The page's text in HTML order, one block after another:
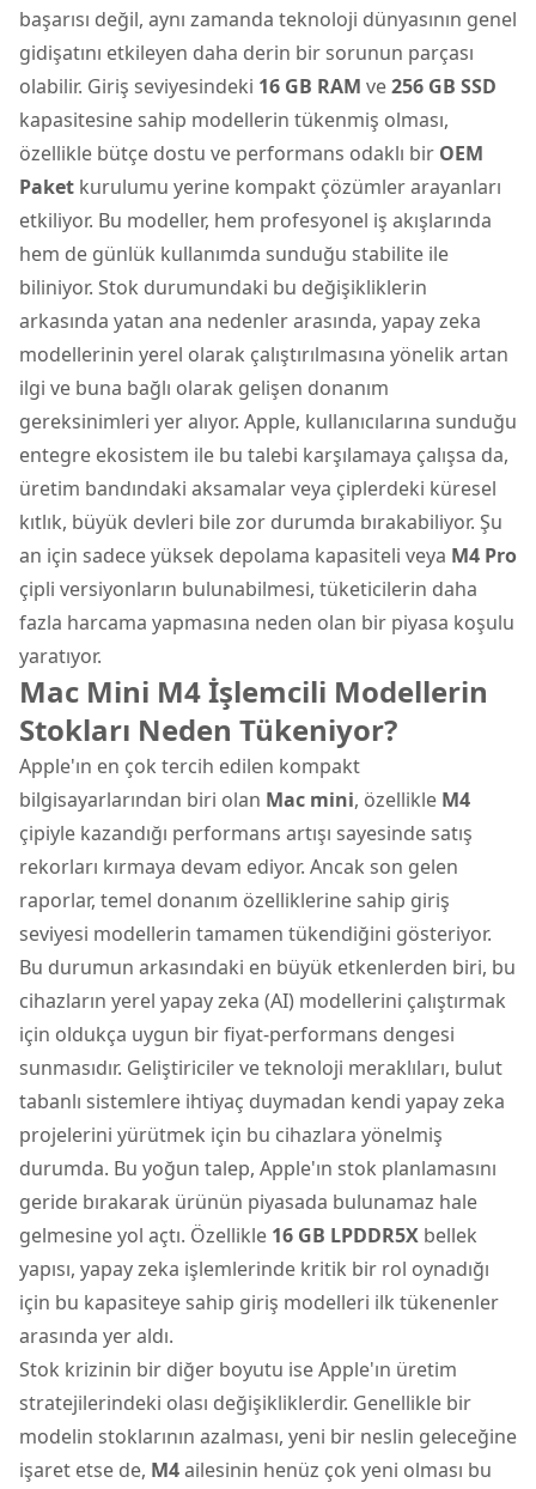
başarısı değil, aynı zamanda teknoloji dünyasının genel
gidişatını etkileyen daha derin bir sorunun parçası
olabilir. Giriş seviyesindeki 16 GB RAM ve256 GB SSD
kapasitesine sahip modellerin tükenmiş olması,
özellikle bütçe dostu ve performans odaklı bir OEM
Paket kurulumu yerine kompakt çözümler arayanları
etkiliyor. Bu modeller, hem profesyonel iş akışlarında
hem de günlük kullanımda sunduğu stabilite ile
biliniyor. Stok durumundaki bu değişikliklerin
arkasında yatan ana nedenler arasında, yapay zeka
modellerinin yerel olarak çalıştırılmasına yönelik artan
ilgi ve buna bağlı olarak gelişen donanım
gereksinimleri yer alıyor. Apple, kullanıcılarına sunduğu
entegre ekosistem ile bu talebi karşılamaya çalışsa da,
üretim bandındaki aksamalar veya çiplerdeki küresel
kıtlık, büyük devleri bile zor durumda bırakabiliyor. Şu
an için sadece yüksek depolama kapasiteli veya M4 Pro
çipli versiyonların bulunabilmesi, tüketicilerin daha
fazla harcama yapmasına neden olan bir piyasa koşulu
yaratıyor.
Mac Mini M4 İşlemcili Modellerin
Stokları Neden Tükeniyor?
Apple'ın en çok tercih edilen kompakt
bilgisayarlarından biri olan Mac mini, özellikle M4
çipiyle kazandığı performans artışı sayesinde satış
rekorları kırmaya devam ediyor. Ancak son gelen
raporlar, temel donanım özelliklerine sahip giriş
seviyesi modellerin tamamen tükendiğini gösteriyor.
Bu durumun arkasındaki en büyük etkenlerden biri, bu
cihazların yerel yapay zeka (AI) modellerini çalıştırmak
için oldukça uygun bir fiyat-performans dengesi
sunmasıdır. Geliştiriciler ve teknoloji meraklıları, bulut
tabanlı sistemlere ihtiyaç duymadan kendi yapay zeka
projelerini yürütmek için bu cihazlara yönelmiş
durumda. Bu yoğun talep, Apple'ın stok planlamasını
geride bırakarak ürünün piyasada bulunamaz hale
gelmesine yol açtı. Özellikle 16 GB LPDDR5X bellek
yapısı, yapay zeka işlemlerinde kritik bir rol oynadığı
için bu kapasiteye sahip giriş modelleri ilk tükenenler
arasında yer aldı.
Stok krizinin bir diğer boyutu ise Apple'ın üretim
stratejilerindeki olası değişikliklerdir. Genellikle bir
modelin stoklarının azalması, yeni bir neslin geleceğine
işaret etse de, M4ailesinin henüz çok yeni olması bu